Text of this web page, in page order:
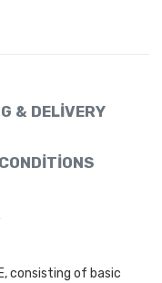
& DELIVERY
consisting of basic